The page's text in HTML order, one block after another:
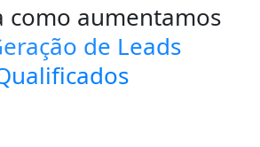
como aumentamos
de Leads